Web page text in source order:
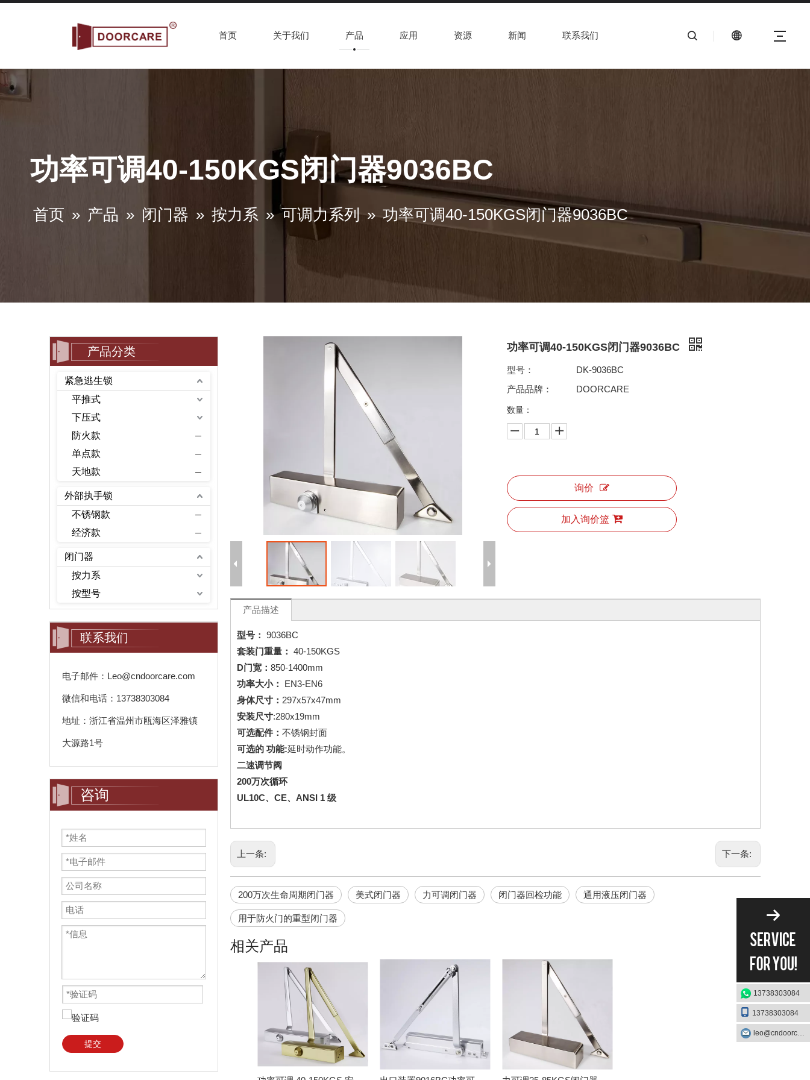
首页 关于我们 产品 应用 资源 新闻 联系我们
功率可调40-150KGS闭门器9036BC
首页 » 产品 » 闭门器 » 按力系 »可调力系列 »功率可调40-150KGS闭门器9036BC
产品分类
紧急逃生锁
平推式
下压式
防火款
单点款
天地款
外部执手锁
不锈钢款
经济款
闭门器
按力系
按型号
联系我们
电子邮件：Leo@cndoorcare.com
微信和电话：13738303084
地址：浙江省温州市瓯海区泽雅镇
大源路1号
咨询
提交
功率可调40-150KGS闭门器9036BC
型号：
DK-9036BC
产品品牌：
DOORCARE
数量：
询价
加入询价篮
产品描述
型号： 9036BC
套装门重量： 40-150KGS
D门宽： 850-1400mm
功率大小：
EN3-EN6
身体尺寸： 297x57x47mm
安装尺寸:280x19mm
可选配件： 不锈钢封面
可选的 功能:延时动作功能。
二速调节阀
200万次循环
UL10C、CE、ANSI 1 级
上一条: 下一条:
200万次生命周期闭门器 美式闭门器 力可调闭门器 闭门器回检功能 通用液压闭门器
用于防火门的重型闭门器
相关产品
13738303084
13738303084